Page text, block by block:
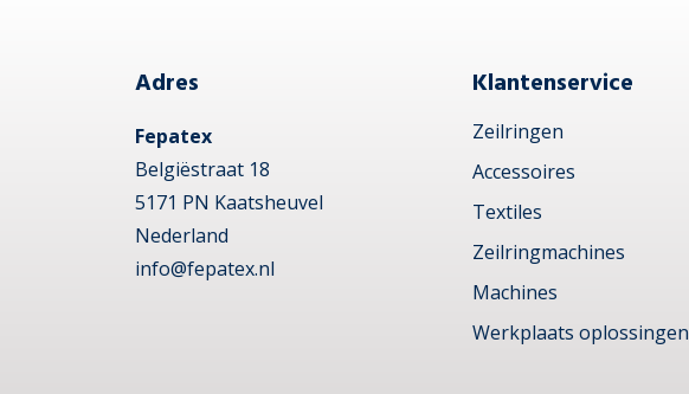
Adres
Fepatex
Belgiëstraat 18
5171 PN Kaatsheuvel
Nederland
info@fepatex.nl
Klantenservice
Zeilringen
Accessoires
Textiles
Zeilringmachines
Machines
Werkplaats oplossingen